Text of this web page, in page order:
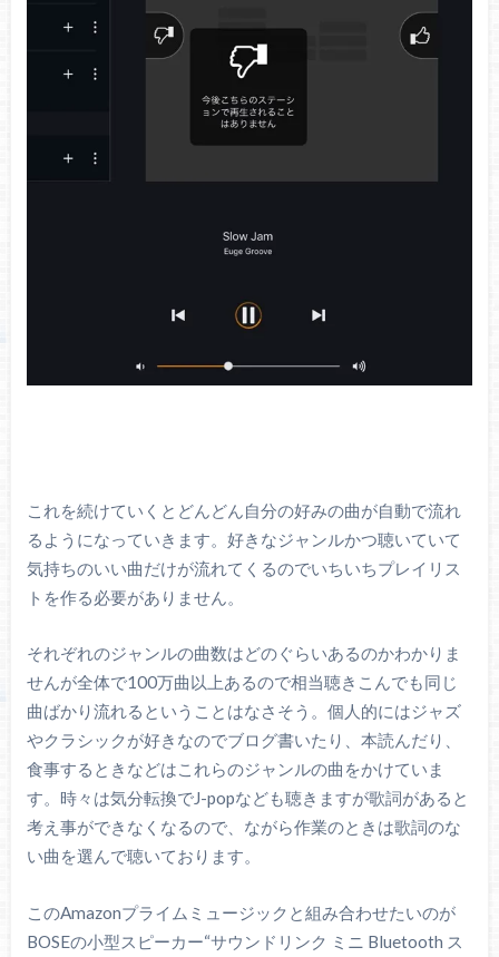
これを続けていくとどんどん自分の好みの曲が自動で流れ
るようになっていきます。好きなジャンルかつ聴いていて
気持ちのいい曲だけが流れてくるのでいちいちプレイリス
トを作る必要がありません。
それぞれのジャンルの曲数はどのぐらいあるのかわかりま
せんが全体で100万曲以上あるので相当聴きこんでも同じ
曲ばかり流れるということはなさそう。個人的にはジャズ
やクラシックが好きなのでブログ書いたり、本読んだり、
食事するときなどはこれらのジャンルの曲をかけていま
す。時々は気分転換でJ-popなども聴きますが歌詞があると
考え事ができなくなるので、ながら作業のときは歌詞のな
い曲を選んで聴いております。
このAmazonプライムミュージックと組み合わせたいのが
BOSEの小型スピーカー“サウンドリンク ミニ Bluetooth ス